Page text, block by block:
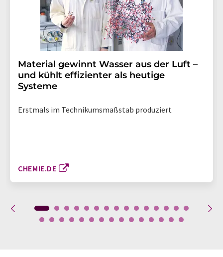
Material gewinnt Wasser aus der Luft –
und kühlt effizienter als heutige
Systeme
Erstmals im Technikumsmaßstab produziert
CHEMIE.DE